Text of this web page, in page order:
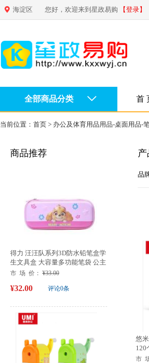
海淀区 您好，欢迎来到星政易购 【登录】
全部商品分类 首
当前位置： 首页 > 办公及体育用品用品-桌面用品-
商品推荐
得力 汪汪队系列3D防水铅笔盒学
生文具盒 大容量多功能笔袋 公主
粉70853
市 场 价： ¥33.00
评论0条
¥32.00
品
悠
120
市